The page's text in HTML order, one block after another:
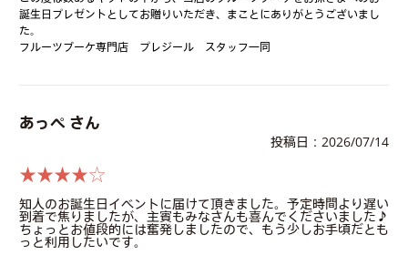
誕生日プレゼントとしてお贈りいただき、まことにありがとうございまし
た。
フルーツブーケ専門店 プレジール スタッフ一同
あっぺ さん
投稿日：2026/07/14
★★★★☆
知人のお誕生日イベントに届けて頂きました。予定時間より遅い
到着で焦りましたが、主賓もみなさんも喜んでくださいました♪
ちょっとお値段的には奮発しましたので、もう少しお手頃だとも
っと利用したいです。